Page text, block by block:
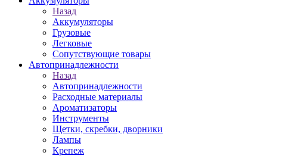
Назад
Аккумуляторы
Грузовые
Легковые
Сопутствующие товары
Автопринадлежности
Назад
Автопринадлежности
Расходные материалы
Ароматизаторы
Инструменты
Щетки, скребки, дворники
Лампы
Крепеж